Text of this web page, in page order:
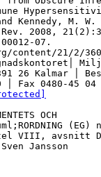
Kennedy, M. W.
2008,
07.
content/21/2/
26 Kalmar │
Fax 0480-45 04
OCH
VIII, avsnitt